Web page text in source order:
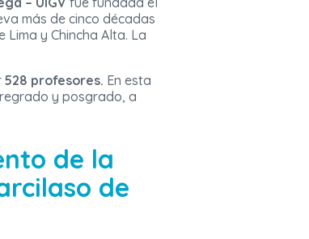
más de cinco décadas
y Chincha Alta. La
528 profesores. En esta
y posgrado, a
de la
de